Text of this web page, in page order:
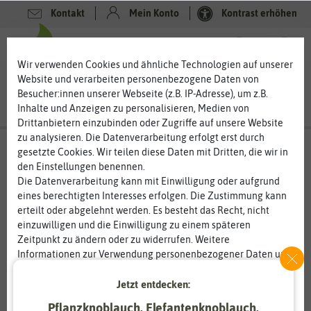
Kontakt Mein Konto Kontrast erhöhen
-20%
Wir verwenden Cookies und ähnliche Technologien auf unserer
Website und verarbeiten personenbezogene Daten von
Besucher:innen unserer Webseite (z.B. IP-Adresse), um z.B.
Inhalte und Anzeigen zu personalisieren, Medien von
Drittanbietern einzubinden oder Zugriffe auf unsere Website
zu analysieren. Die Datenverarbeitung erfolgt erst durch
gesetzte Cookies. Wir teilen diese Daten mit Dritten, die wir in
den Einstellungen benennen.
Die Datenverarbeitung kann mit Einwilligung oder aufgrund
eines berechtigten Interesses erfolgen. Die Zustimmung kann
erteilt oder abgelehnt werden. Es besteht das Recht, nicht
einzuwilligen und die Einwilligung zu einem späteren
Zeitpunkt zu ändern oder zu widerrufen. Weitere
Informationen zur Verwendung personenbezogener Daten und
Essenziell Statistik
Jetzt entdecken: